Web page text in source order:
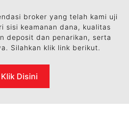
broker yang telah kami uji
sisi keamanan dana, kualitas
deposit dan penarikan, serta
Silahkan klik link berikut.
Klik Disini